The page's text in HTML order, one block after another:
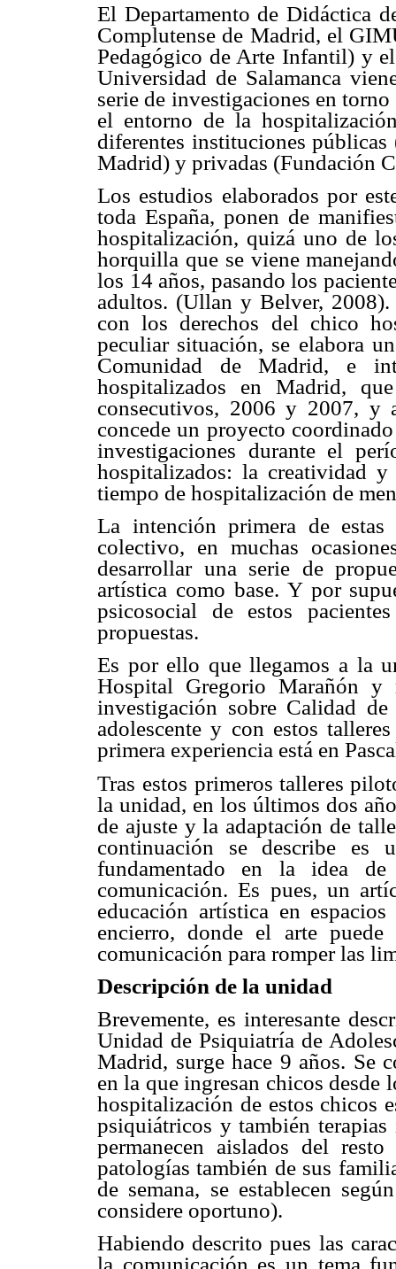
El Departamento de Didáctica
Complutense de Madrid, el
Pedagógico de Arte Infantil) y
Universidad de Salamanca
serie de investigaciones en
el entorno de la
diferentes instituciones
Madrid) y privadas (Fundación
Los estudios elaborados por
toda España, ponen de
hospitalización, quizá uno de
horquilla que se viene
los 14 años, pasando los
adultos. (Ullan y Belver,
con los derechos del chico
peculiar situación, se elabora
Comunidad de Madrid, e
hospitalizados en Madrid,
consecutivos, 2006 y 2007, y
concede un proyecto
investigaciones durante el
hospitalizados: la creatividad
tiempo de hospitalización de
La intención primera de
colectivo, en muchas
desarrollar una serie de
artística como base. Y por
psicosocial de estos
propuestas.
Es por ello que llegamos a la
Hospital Gregorio Marañón y
investigación sobre Calidad
adolescente y con estos
primera experiencia está en
Tras estos primeros talleres
la unidad, en los últimos dos
de ajuste y la adaptación de
continuación se describe es
fundamentado en la idea
comunicación. Es pues, un
educación artística en
encierro, donde el arte
comunicación para romper las
Descripción de la unidad
Brevemente, es interesante
Unidad de Psiquiatría de
Madrid, surge hace 9 años. Se
en la que ingresan chicos desde
hospitalización de estos chicos
psiquiátricos y también
permanecen aislados del
patologías también de sus
de semana, se establecen
considere oportuno).
Habiendo descrito pues las